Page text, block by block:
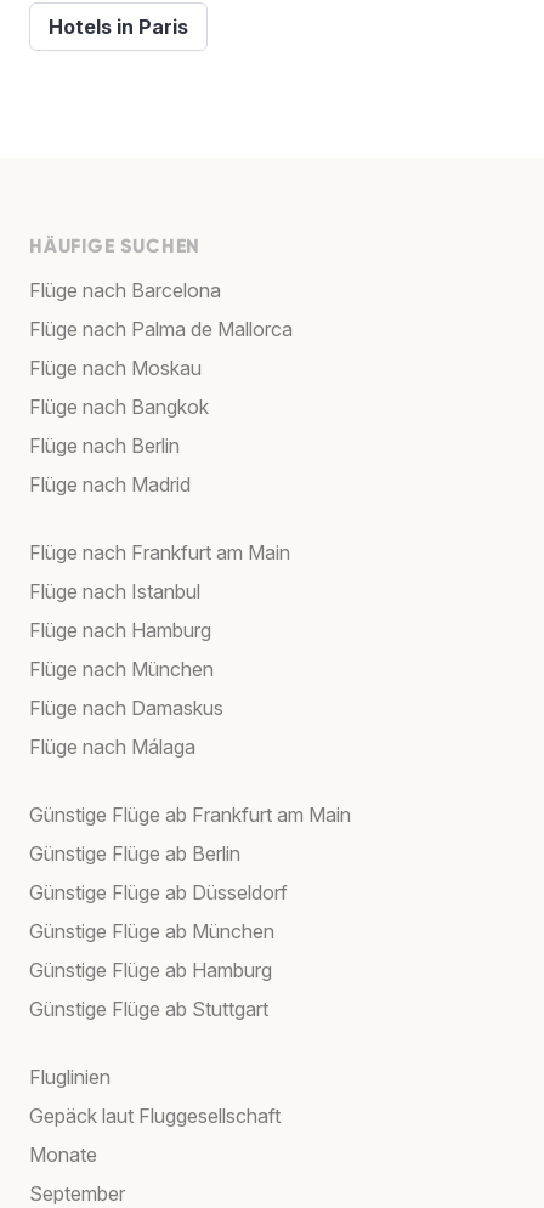
Hotels in Paris
HÄUFIGE SUCHEN
Flüge nach Barcelona
Flüge nach Palma de Mallorca
Flüge nach Moskau
Flüge nach Bangkok
Flüge nach Berlin
Flüge nach Madrid
Flüge nach Frankfurt am Main
Flüge nach Istanbul
Flüge nach Hamburg
Flüge nach München
Flüge nach Damaskus
Flüge nach Málaga
Günstige Flüge ab Frankfurt am Main
Günstige Flüge ab Berlin
Günstige Flüge ab Düsseldorf
Günstige Flüge ab München
Günstige Flüge ab Hamburg
Günstige Flüge ab Stuttgart
Fluglinien
Gepäck laut Fluggesellschaft
Monate
September